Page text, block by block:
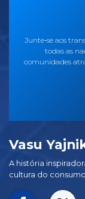
Junte‑se aos
todas as
comunidades
Vasu
A história
cultura do